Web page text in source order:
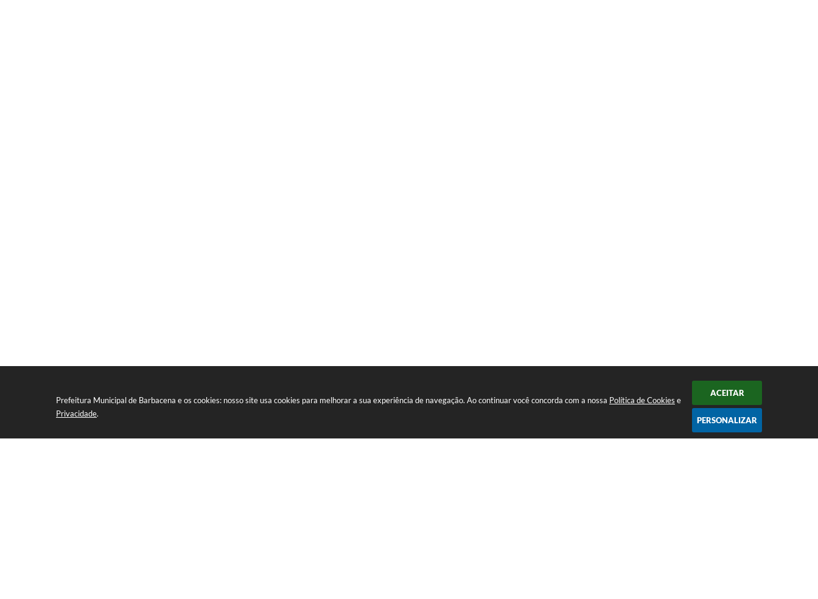
Prefeitura Municipal de Barbacena e os cookies: nosso site usa cookies para melhorar a sua experiência de navegação. Ao continuar você concorda com a nossa Política de Cookies e
Privacidade.
ACEITAR
PERSONALIZAR